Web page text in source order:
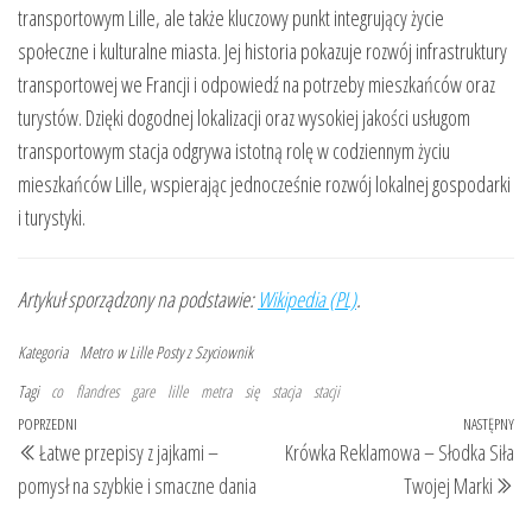
transportowym Lille, ale także kluczowy punkt integrujący życie
społeczne i kulturalne miasta. Jej historia pokazuje rozwój infrastruktury
transportowej we Francji i odpowiedź na potrzeby mieszkańców oraz
turystów. Dzięki dogodnej lokalizacji oraz wysokiej jakości usługom
transportowym stacja odgrywa istotną rolę w codziennym życiu
mieszkańców Lille, wspierając jednocześnie rozwój lokalnej gospodarki
i turystyki.
Artykuł sporządzony na podstawie:Wikipedia (PL).
Kategoria Metro w Lille Posty z Szyciownik
Tagi co flandres gare lille metra się stacja stacji
Nawigacja
wpisu
Poprzedni
wpis
POPRZEDNI
Łatwe przepisy z jajkami –
pomysł na szybkie i smaczne dania
NASTĘPNY
Krówka Reklamowa – Słodka Siła
Twojej Marki